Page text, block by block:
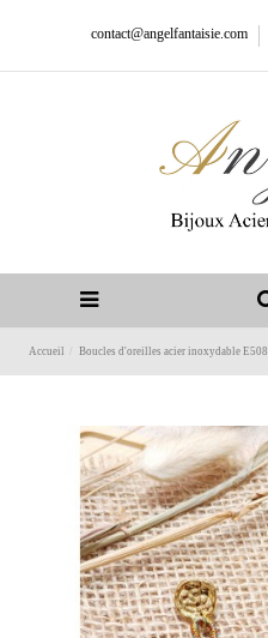
contact@angelfantaisie.com
Accueil Boucles d'oreilles acier inoxydable E508